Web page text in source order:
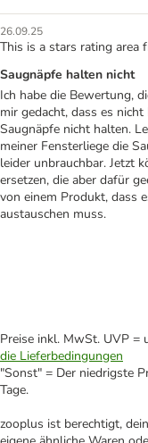
26.09.25
This is a stars rating area
Saugnäpfe halten nicht
Ich habe die Bewertung,
mir gedacht, dass es
Saugnäpfe nicht halten.
meiner Fensterliege die
leider unbrauchbar. Jetzt
ersetzen, die aber dafür
von einem Produkt, dass
austauschen muss.
Preise inkl. MwSt. UVP =
die Lieferbedingungen
"Sonst" = Der niedrigste
Tage.
zooplus ist berechtigt,